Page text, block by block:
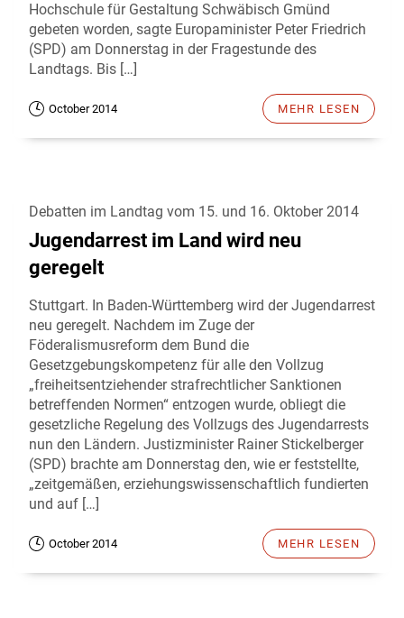
Hochschule für Gestaltung Schwäbisch Gmünd
gebeten worden, sagte Europaminister Peter Friedrich
(SPD) am Donnerstag in der Fragestunde des
Landtags. Bis […]
October 2014 MEHR LESEN
Debatten im Landtag vom 15. und 16. Oktober 2014
Jugendarrest im Land wird neu
geregelt
Stuttgart. In Baden-Württemberg wird der Jugendarrest
neu geregelt. Nachdem im Zuge der
Föderalismusreform dem Bund die
Gesetzgebungskompetenz für alle den Vollzug
„freiheitsentziehender strafrechtlicher Sanktionen
betreffenden Normen“ entzogen wurde, obliegt die
gesetzliche Regelung des Vollzugs des Jugendarrests
nun den Ländern. Justizminister Rainer Stickelberger
(SPD) brachte am Donnerstag den, wie er feststellte,
„zeitgemäßen, erziehungswissenschaftlich fundierten
und auf […]
October 2014 MEHR LESEN